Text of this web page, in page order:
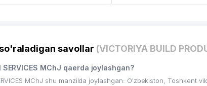
JOY MULK SHIRKATIsavollar (VICTORIYA BUILD
SERVICES MChJ qaerda joylashgan?
MChJ shu manzilda joylashgan: O'zbekiston, Toshkent